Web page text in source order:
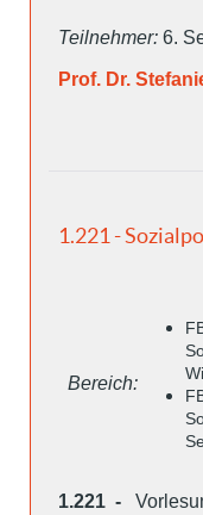
Teilnehmer: 6.
Prof. Dr.
1.221 -
Bereich:
1.221 -